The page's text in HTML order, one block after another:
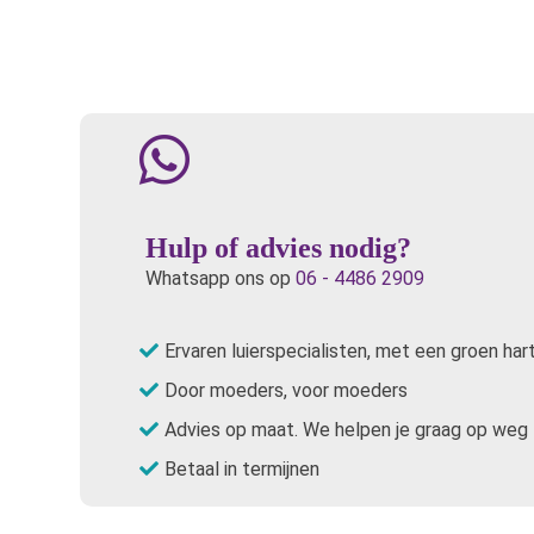
Hulp of advies nodig?
Whatsapp ons op 06 - 4486 2909
Ervaren luierspecialisten, met een groen hart
Door moeders, voor moeders
Advies op maat. We helpen je graag op weg
Betaal in termijnen